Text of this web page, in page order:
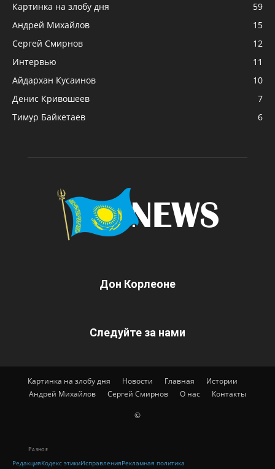
Картинка на злобу дня
59
Андрей Михайлов
15
Сергей Смирнов
12
Интервью
11
Айдархан Кусаинов
10
Денис Кривошеев
7
Тимур Байкетаев
6
Дон Корлеоне
Следуйте за нами
Картинка на злобу дня Новости Главная
Истории
Андрей Михайлов
Сергей Смирнов О нас Контакты
©
Разное
РедакцияКодекс этикиИсправленияРекламная политика